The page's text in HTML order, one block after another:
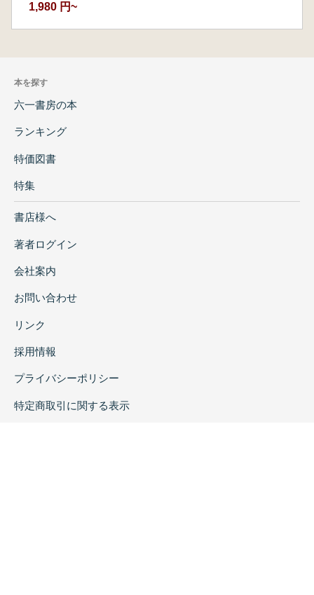
1,980 円~
本を探す
六一書房の本
ランキング
特価図書
特集
書店様へ
著者ログイン
会社案内
お問い合わせ
リンク
採用情報
プライバシーポリシー
特定商取引に関する表示